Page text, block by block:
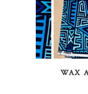
WAX